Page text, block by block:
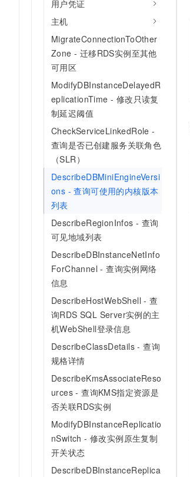
用户凭证
主机
MigrateConnectionToOther
Zone - 迁移RDS实例至其他
可用区
ModifyDBInstanceDelayedR
eplicationTime - 修改只读复
制延迟阈值
CheckServiceLinkedRole -
查询是否已创建服务关联角色
（SLR）
DescribeDBMiniEngineVersi
ons - 查询可使用的内核版本
列表
DescribeRegionInfos - 查询
可见地域列表
DescribeDBInstanceNetInfo
ForChannel - 查询实例网络
信息
DescribeHostWebShell - 查
询RDS SQL Server实例的主
机WebShell登录信息
DescribeClassDetails - 查询
规格详情
DescribeKmsAssociateReso
urces - 查询KMS指定资源是
否关联RDS实例
ModifyDBInstanceReplicatio
nSwitch - 修改实例原生复制
开关状态
DescribeDBInstanceReplica